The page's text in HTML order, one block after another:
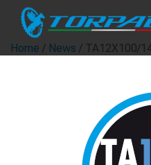
Home / News / TA12X100/